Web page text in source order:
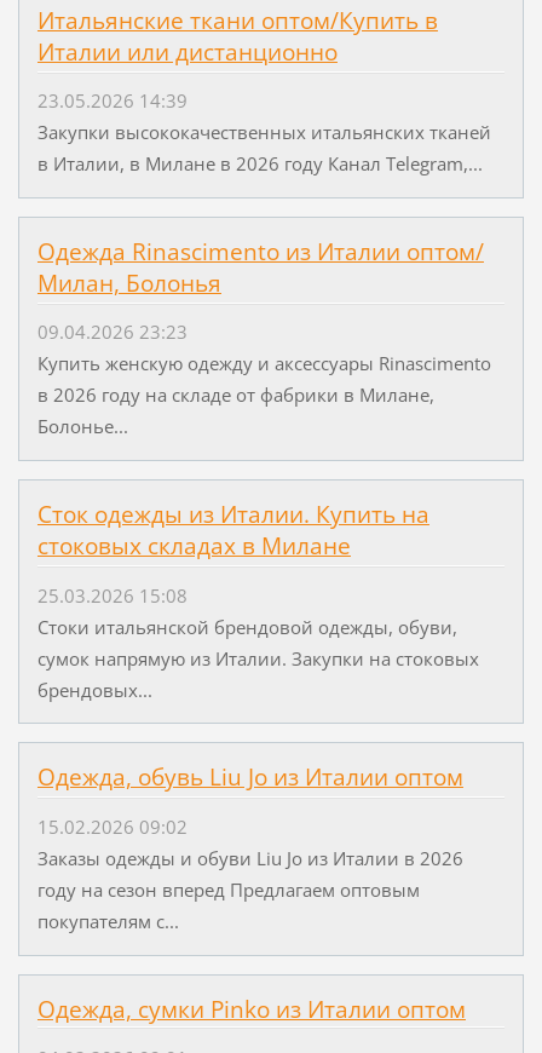
Итальянские ткани оптом/Купить в
Италии или дистанционно
23.05.2026 14:39
Закупки высококачественных итальянских тканей
в Италии, в Милане в 2026 году Канал Telegram,...
Одежда Rinascimento из Италии оптом/
Милан, Болонья
09.04.2026 23:23
Купить женскую одежду и аксессуары Rinascimento
в 2026 году на складе от фабрики в Милане,
Болонье...
Сток одежды из Италии. Купить на
стоковых складах в Милане
25.03.2026 15:08
Стоки итальянской брендовой одежды, обуви,
сумок напрямую из Италии. Закупки на стоковых
брендовых...
Одежда, обувь Liu Jo из Италии оптом
15.02.2026 09:02
Заказы одежды и обуви Liu Jo из Италии в 2026
году на сезон вперед Предлагаем оптовым
покупателям с...
Одежда, сумки Pinko из Италии оптом